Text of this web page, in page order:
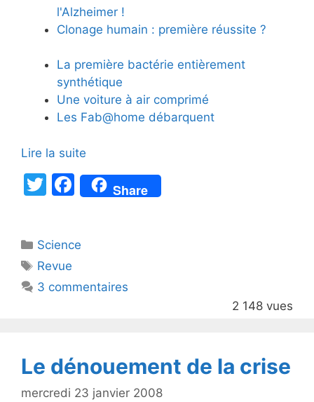
l'Alzheimer !
Clonage humain : première réussite ?
La première bactérie entièrement
synthétique
Une voiture à air comprimé
Les Fab@home débarquent
Lire la suite
T
er
F
a
e
o
Share
Catégories
Science
Étiquettes
Revue
3 commentaires
2 148 vues
Le dénouement de la crise
mercredi 23 janvier 2008